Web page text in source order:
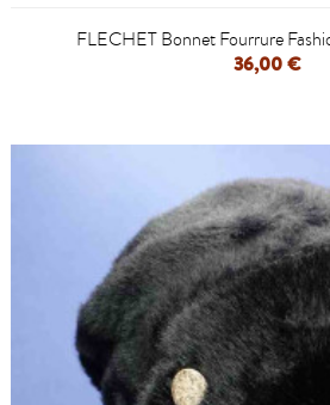
FLECHET Bonnet Fourrure
36,00 €